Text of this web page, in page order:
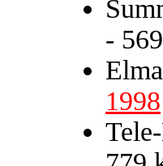
-
1998